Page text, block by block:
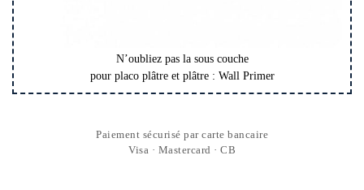
N’oubliez pas la sous couche
pour placo plâtre et plâtre : Wall Primer
Paiement sécurisé par carte bancaire
Visa · Mastercard · CB